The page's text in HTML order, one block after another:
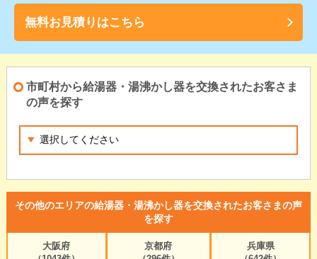
無料お見積りはこちら
市町村から給湯器・湯沸かし器を交換されたお客さま
の声を探す
その他のエリアの給湯器・湯沸かし器を交換されたお客さまの声
を探す
大阪府
京都府
兵庫県